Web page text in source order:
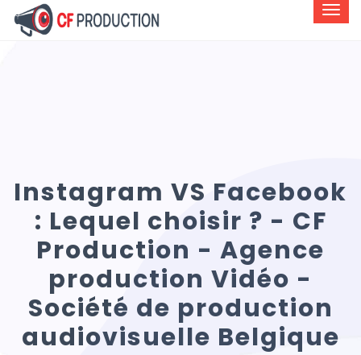
Instagram VS Facebook
: Lequel choisir ? - CF
Production - Agence
production Vidéo -
Société de production
audiovisuelle Belgique